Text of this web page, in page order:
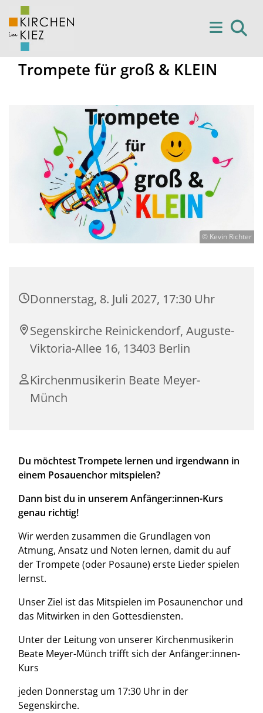
Trompete für groß & KLEIN
© Kevin Richter
Donnerstag, 8. Juli 2027, 17:30 Uhr
Segenskirche Reinickendorf, Auguste-
Viktoria-Allee 16, 13403 Berlin
Kirchenmusikerin Beate Meyer-
Münch
Du möchtest Trompete lernen und irgendwann in
einem Posauenchor mitspielen?
Dann bist du in unserem Anfänger:innen-Kurs
genau richtig!
Wir werden zusammen die Grundlagen von
Atmung, Ansatz und Noten lernen, damit du auf
der Trompete (oder Posaune) erste Lieder spielen
lernst.
Unser Ziel ist das Mitspielen im Posaunenchor und
das Mitwirken in den Gottesdiensten.
Unter der Leitung von unserer Kirchenmusikerin
Beate Meyer-Münch trifft sich der Anfänger:innen-
Kurs
jeden Donnerstag um 17:30 Uhr in der
Segenskirche.